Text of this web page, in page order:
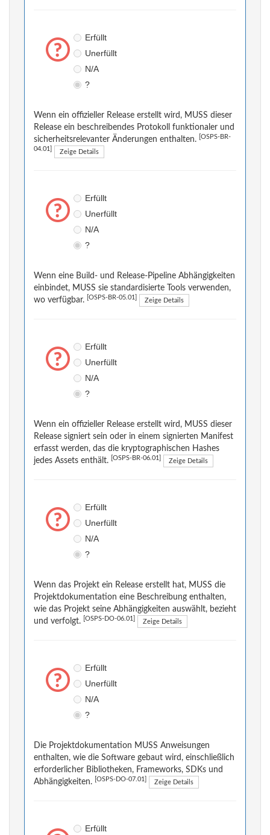
Erfüllt
Unerfüllt
N/A
?
Wenn ein offizieller Release erstellt wird, MUSS dieser
Release ein beschreibendes Protokoll funktionaler und
sicherheitsrelevanter Änderungen enthalten.
[OSPS-BR-
04.01] Zeige Details
Erfüllt
Unerfüllt
N/A
?
Wenn eine Build- und Release-Pipeline Abhängigkeiten
einbindet, MUSS sie standardisierte Tools verwenden,
wo verfügbar.
[OSPS-BR-05.01] Zeige Details
Erfüllt
Unerfüllt
N/A
?
Wenn ein offizieller Release erstellt wird, MUSS dieser
Release signiert sein oder in einem signierten Manifest
erfasst werden, das die kryptographischen Hashes
jedes Assets enthält.
[OSPS-BR-06.01] Zeige Details
Erfüllt
Unerfüllt
N/A
?
Wenn das Projekt ein Release erstellt hat, MUSS die
Projektdokumentation eine Beschreibung enthalten,
wie das Projekt seine Abhängigkeiten auswählt, bezieht
und verfolgt.
[OSPS-DO-06.01] Zeige Details
Erfüllt
Unerfüllt
N/A
?
Die Projektdokumentation MUSS Anweisungen
enthalten, wie die Software gebaut wird, einschließlich
erforderlicher Bibliotheken, Frameworks, SDKs und
Abhängigkeiten.
[OSPS-DO-07.01] Zeige Details
Erfüllt